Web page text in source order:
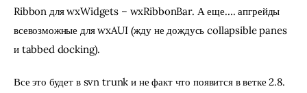
Ribbon для wxWidgets – wxRibbonBar. А еще…. апгрейды
всевозможные для wxAUI (жду не дождусь collapsible panes
и tabbed docking).
Все это будет в svn trunk и не факт что появится в ветке 2.8.